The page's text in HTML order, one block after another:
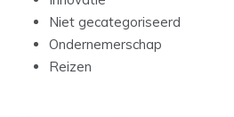
Niet gecategoriseerd
Ondernemerschap
Reizen